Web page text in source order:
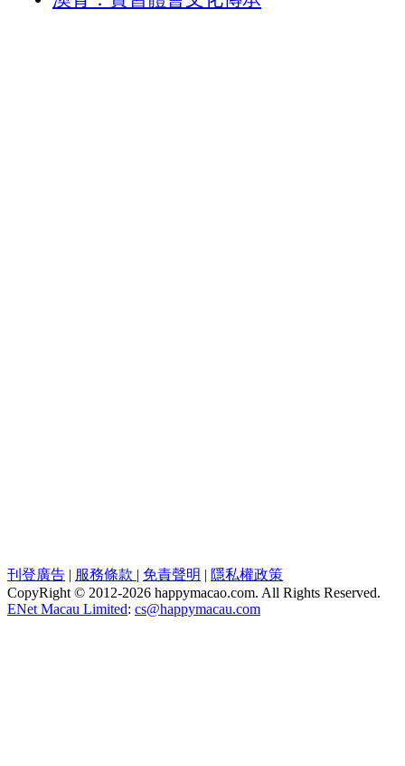
刊登廣告 | 服務條款 | 免責聲明 | 隱私權政策
CopyRight © 2012-2026 happymacao.com. All Rights Reserved.
ENet Macau Limited: cs@happymacau.com